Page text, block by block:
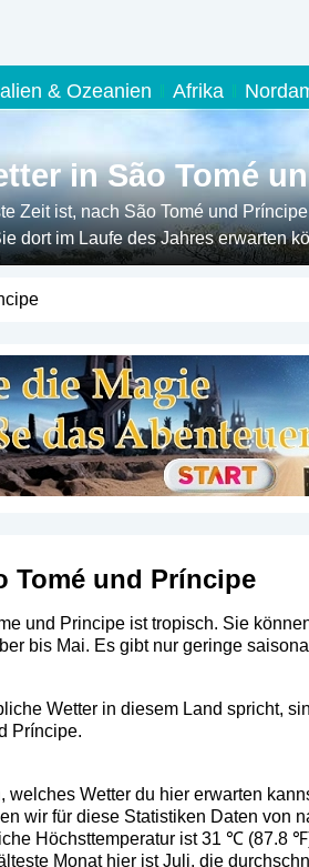
& Ozeanien Afrika
in São Tomé
Zeit ist, nach São Tomé und
dort im Laufe des Jahres erwarten
Tomé und Príncipe
und Principe ist tropisch. Sie
bis Mai. Es gibt nur geringe
Wetter in diesem Land spricht,
Príncipe.
welches Wetter du hier erwarten
wir für diese Statistiken Daten von
Höchsttemperatur ist 31 ℃ (87.8
Monat hier ist Juli, die